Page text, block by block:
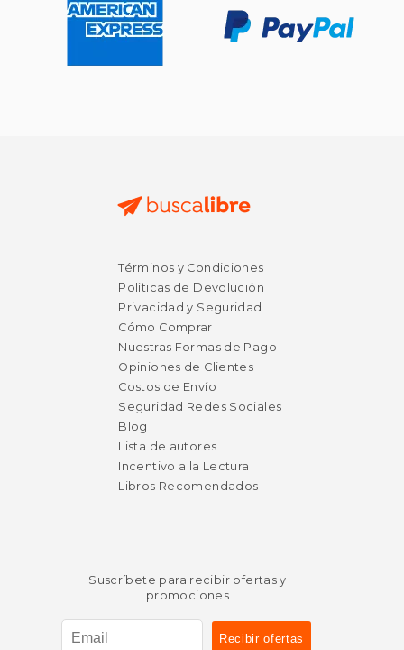
Términos y Condiciones
Políticas de Devolución
Privacidad y Seguridad
Cómo Comprar
Nuestras Formas de Pago
Opiniones de Clientes
Costos de Envío
Seguridad Redes Sociales
Blog
Lista de autores
Incentivo a la Lectura
Libros Recomendados
Suscríbete para recibir ofertas y
promociones